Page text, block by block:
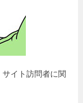
イト訪問者に関